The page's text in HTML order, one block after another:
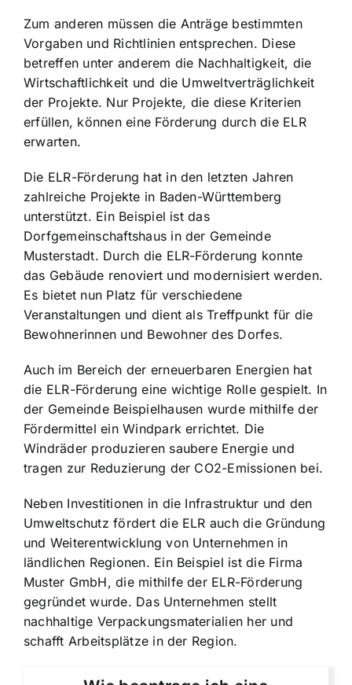
Zum anderen müssen die Anträge bestimmten
Vorgaben und Richtlinien entsprechen. Diese
betreffen unter anderem die Nachhaltigkeit, die
Wirtschaftlichkeit und die Umweltverträglichkeit
der Projekte. Nur Projekte, die diese Kriterien
erfüllen, können eine Förderung durch die ELR
erwarten.
Die ELR-Förderung hat in den letzten Jahren
zahlreiche Projekte in Baden-Württemberg
unterstützt. Ein Beispiel ist das
Dorfgemeinschaftshaus in der Gemeinde
Musterstadt. Durch die ELR-Förderung konnte
das Gebäude renoviert und modernisiert werden.
Es bietet nun Platz für verschiedene
Veranstaltungen und dient als Treffpunkt für die
Bewohnerinnen und Bewohner des Dorfes.
Auch im Bereich der erneuerbaren Energien hat
die ELR-Förderung eine wichtige Rolle gespielt. In
der Gemeinde Beispielhausen wurde mithilfe der
Fördermittel ein Windpark errichtet. Die
Windräder produzieren saubere Energie und
tragen zur Reduzierung der CO2-Emissionen bei.
Neben Investitionen in die Infrastruktur und den
Umweltschutz fördert die ELR auch die Gründung
und Weiterentwicklung von Unternehmen in
ländlichen Regionen. Ein Beispiel ist die Firma
Muster GmbH, die mithilfe der ELR-Förderung
gegründet wurde. Das Unternehmen stellt
nachhaltige Verpackungsmaterialien her und
schafft Arbeitsplätze in der Region.